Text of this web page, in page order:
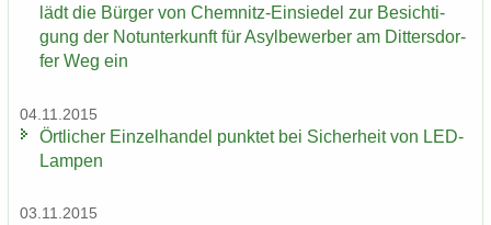
lädt die Bür­ger von Chemnitz-​Einsiedel zur Be­sich­ti­
gung der Not­un­ter­kunft für Asyl­be­wer­ber am Dit­ters­dor­
fer Weg ein
04.11.2015
Ört­li­cher Ein­zel­han­del punk­tet bei Si­cher­heit von LED-​
Lampen
03.11.2015